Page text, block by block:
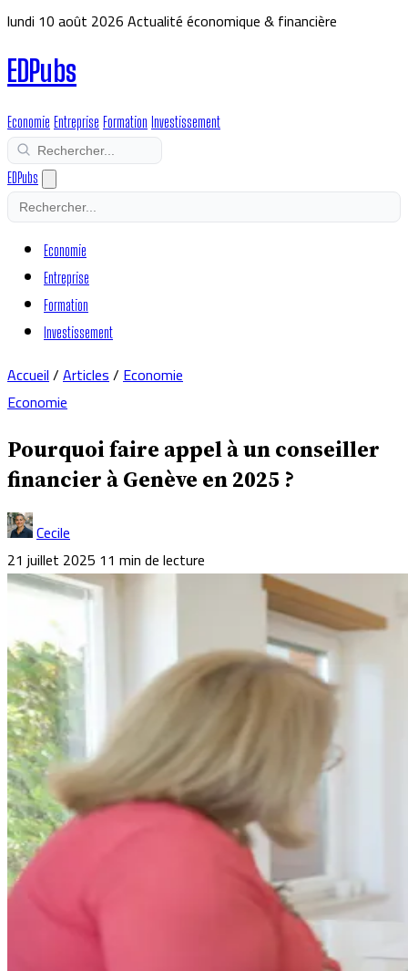
lundi 10 août 2026Actualité économique & financière
EDPubs
Economie Entreprise Formation Investissement
EDPubs
Economie
Entreprise
Formation
Investissement
Accueil/Articles/Economie
Economie
Pourquoi faire appel à un conseiller
financier à Genève en 2025 ?
Cecile
21 juillet 2025 11 min de lecture